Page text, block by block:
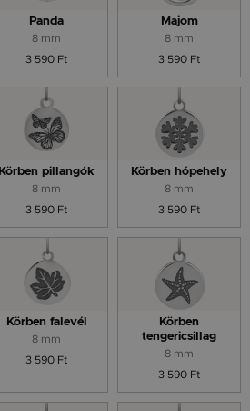
Panda
8 mm
3 590 Ft
Majom
8 mm
3 590 Ft
Körben pillangók
8 mm
3 590 Ft
Körben hópehely
8 mm
3 590 Ft
Körben falevél
8 mm
3 590 Ft
Körben
tengericsillag
8 mm
3 590 Ft